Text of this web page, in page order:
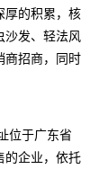
厚的积累，核
沙发、轻法风
商招商，同时
位于广东省
的企业，依托